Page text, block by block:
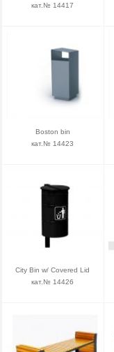
кат.№ 14417
Boston bin
кат.№ 14423
City Bin w/ Covered Lid
кат.№ 14426